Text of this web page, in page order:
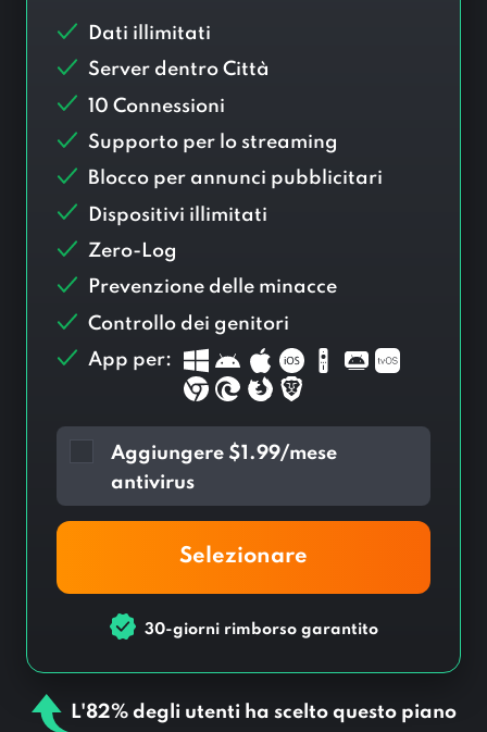
Dati illimitati
Server dentro Città
10 Connessioni
Supporto per lo streaming
Blocco per annunci pubblicitari
Dispositivi illimitati
Zero-Log
Prevenzione delle minacce
Controllo dei genitori
App per:
Aggiungere $1.99/mese
antivirus
Selezionare
30-giorni rimborso garantito
L'82% degli utenti ha scelto questo piano